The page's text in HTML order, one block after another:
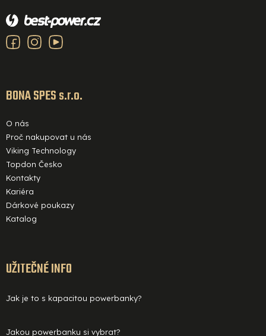
á
a
BONA SPES s.r.o.
O nás
Proč nakupovat u nás
Viking Technology
Topdon Česko
Kontakty
Kariéra
Dárkové poukazy
Katalog
UŽITEČNÉ INFO
Jak je to s kapacitou powerbanky?
Jakou powerbanku si vybrat?